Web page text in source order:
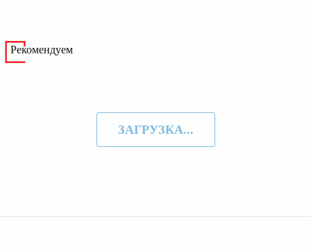
Рекомендуем
ЗАГРУЗКА...